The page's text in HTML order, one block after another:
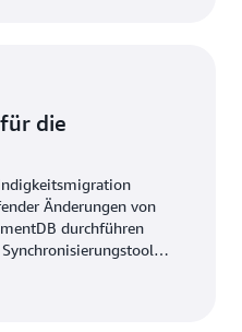
die
Änderungen von
durchführen